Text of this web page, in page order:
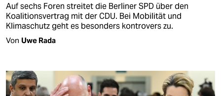
Auf sechs Foren streitet die Berliner SPD über den
Koalitionsvertrag mit der CDU. Bei Mobilität und
Klimaschutz geht es besonders kontrovers zu.
Von Uwe Rada